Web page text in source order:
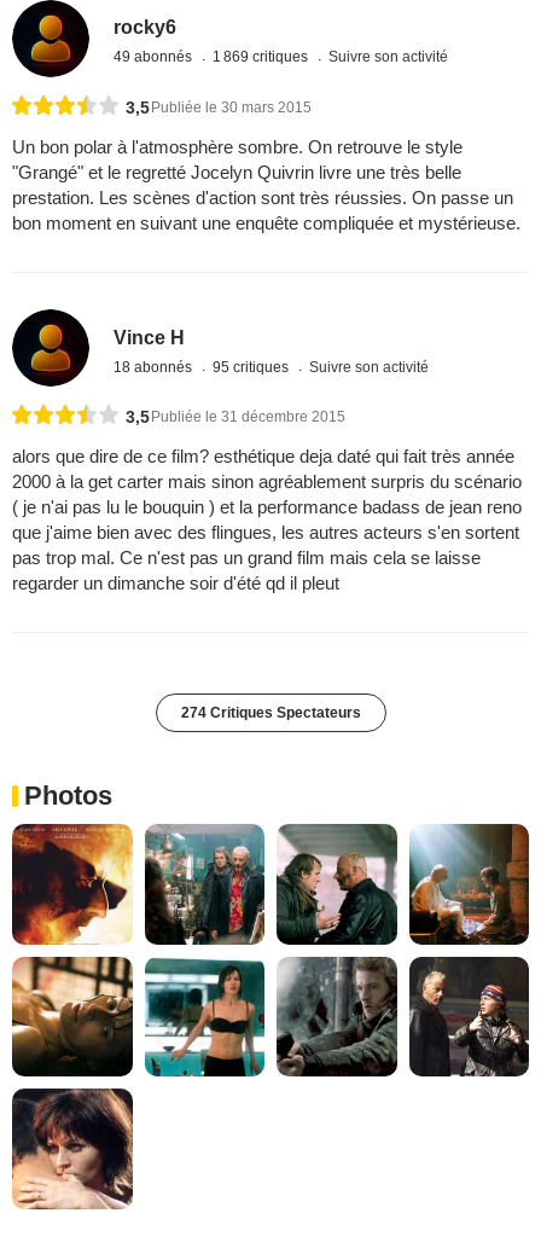
rocky6
49 abonnés 1 869 critiques Suivre son activité
3,5 Publiée le 30 mars 2015
Un bon polar à l'atmosphère sombre. On retrouve le style
"Grangé" et le regretté Jocelyn Quivrin livre une très belle
prestation. Les scènes d'action sont très réussies. On passe un
bon moment en suivant une enquête compliquée et mystérieuse.
Vince H
18 abonnés 95 critiques Suivre son activité
3,5 Publiée le 31 décembre 2015
alors que dire de ce film? esthétique deja daté qui fait très année
2000 à la get carter mais sinon agréablement surpris du scénario
( je n'ai pas lu le bouquin ) et la performance badass de jean reno
que j'aime bien avec des flingues, les autres acteurs s'en sortent
pas trop mal. Ce n'est pas un grand film mais cela se laisse
regarder un dimanche soir d'été qd il pleut
274 Critiques Spectateurs
Photos